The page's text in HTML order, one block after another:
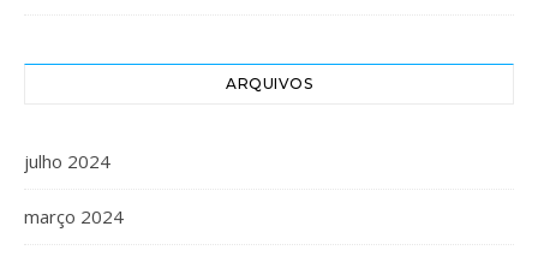
ARQUIVOS
julho 2024
março 2024